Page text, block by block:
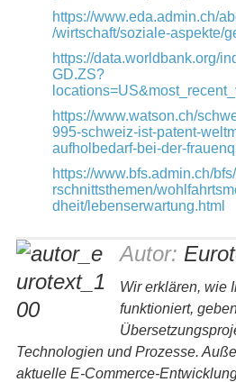
https://www.eda.admin.ch/
/wirtschaft/soziale-aspekte/
https://data.worldbank.org/
GD.ZS?
https://www.watson.ch/
995-schweiz-ist-patent-
aufholbedarf-bei-der-
https://www.bfs.admin.ch/
rschnittsthemen/
dheit/lebenserwartung.html
Autor:
Wir erklären, wie
funktioniert,
Technologien und Prozesse.
aktuelle E-Commerce-